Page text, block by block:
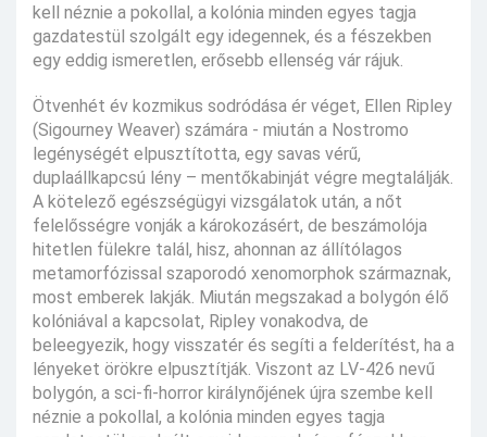
kell néznie a pokollal, a kolónia minden egyes tagja
gazdatestül szolgált egy idegennek, és a fészekben
egy eddig ismeretlen, erősebb ellenség vár rájuk.
Ötvenhét év kozmikus sodródása ér véget, Ellen Ripley
(Sigourney Weaver) számára - miután a Nostromo
legénységét elpusztította, egy savas vérű,
duplaállkapcsú lény – mentőkabinját végre megtalálják.
A kötelező egészségügyi vizsgálatok után, a nőt
felelősségre vonják a károkozásért, de beszámolója
hitetlen fülekre talál, hisz, ahonnan az állítólagos
metamorfózissal szaporodó xenomorphok származnak,
most emberek lakják. Miután megszakad a bolygón élő
kolóniával a kapcsolat, Ripley vonakodva, de
beleegyezik, hogy visszatér és segíti a felderítést, ha a
lényeket örökre elpusztítják. Viszont az LV-426 nevű
bolygón, a sci-fi-horror királynőjének újra szembe kell
néznie a pokollal, a kolónia minden egyes tagja